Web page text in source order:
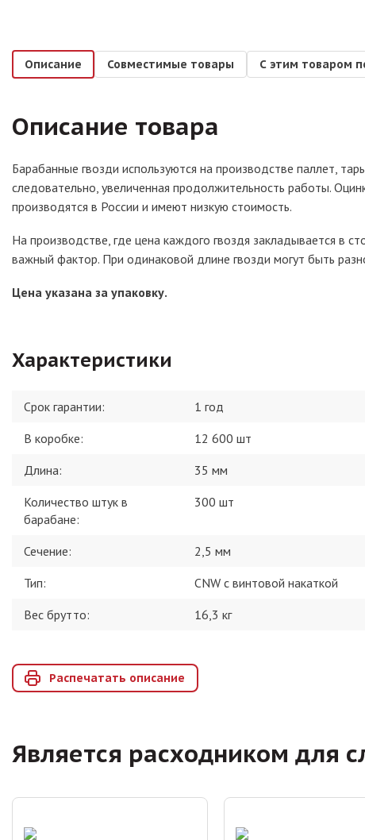
Описание Совместимые товары С этим товаром
Описание товара
Барабанные гвозди используются на производстве паллет,
следовательно, увеличенная продолжительность работы.
производятся в России и имеют низкую стоимость.
На производстве, где цена каждого гвоздя закладывается в
важный фактор. При одинаковой длине гвозди могут быть
Цена указана за упаковку.
Характеристики
Срок гарантии:
1 год
В коробке:
12 600 шт
Длина:
35 мм
Количество штук в
барабане:
300 шт
Сечение:
2,5 мм
Тип:
CNW с винтовой накаткой
Вес брутто:
16,3 кг
Распечатать описание
Является расходником для